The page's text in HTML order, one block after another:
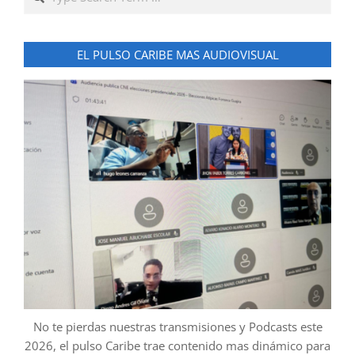
EL PULSO CARIBE MAS AUDIOVISUAL
No te pierdas nuestras transmisiones y Podcasts este
2026, el pulso Caribe trae contenido mas dinámico para